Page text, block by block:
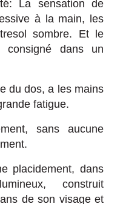
La sensation de
à la main, les
sombre. Et le
consigné dans un
du dos, a les mains
fatigue.
sans aucune
placidement, dans
construit
de son visage et